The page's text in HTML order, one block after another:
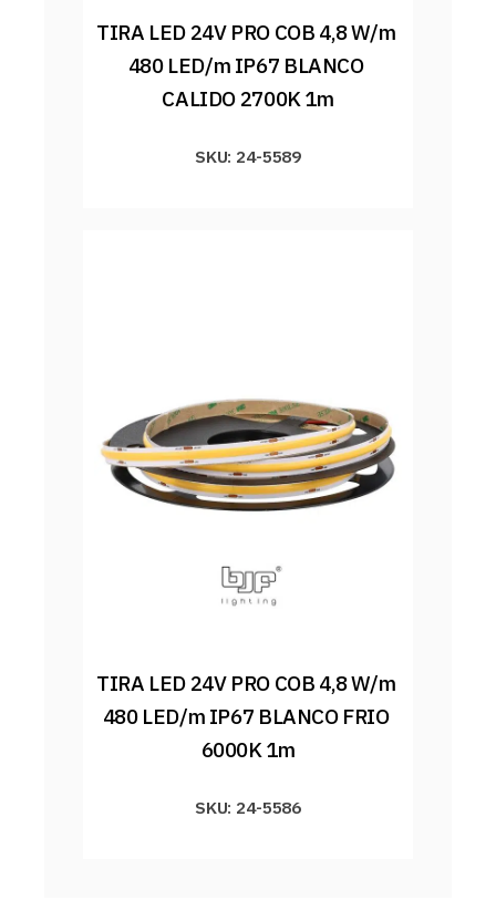
TIRA LED 24V PRO COB 4,8 W/m
480 LED/m IP67 BLANCO
CALIDO 2700K 1m
SKU: 24-5589
TIRA LED 24V PRO COB 4,8 W/m
480 LED/m IP67 BLANCO FRIO
6000K 1m
SKU: 24-5586